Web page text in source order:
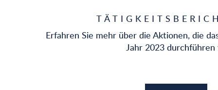
Erfahren Sie mehr über die Aktionen, die
Jahr 2023 durchführen